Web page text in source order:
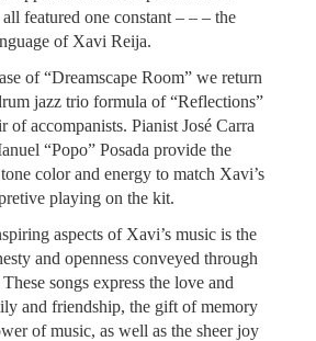
featured one constant – – – the
of Xavi Reija.
of “Dreamscape Room” we return
jazz trio formula of “Reflections”
of accompanists. Pianist José Carra
“Popo” Posada provide the
color and energy to match Xavi’s
playing on the kit.
aspects of Xavi’s music is the
and openness conveyed through
songs express the love and
and friendship, the gift of memory
of music, as well as the sheer joy